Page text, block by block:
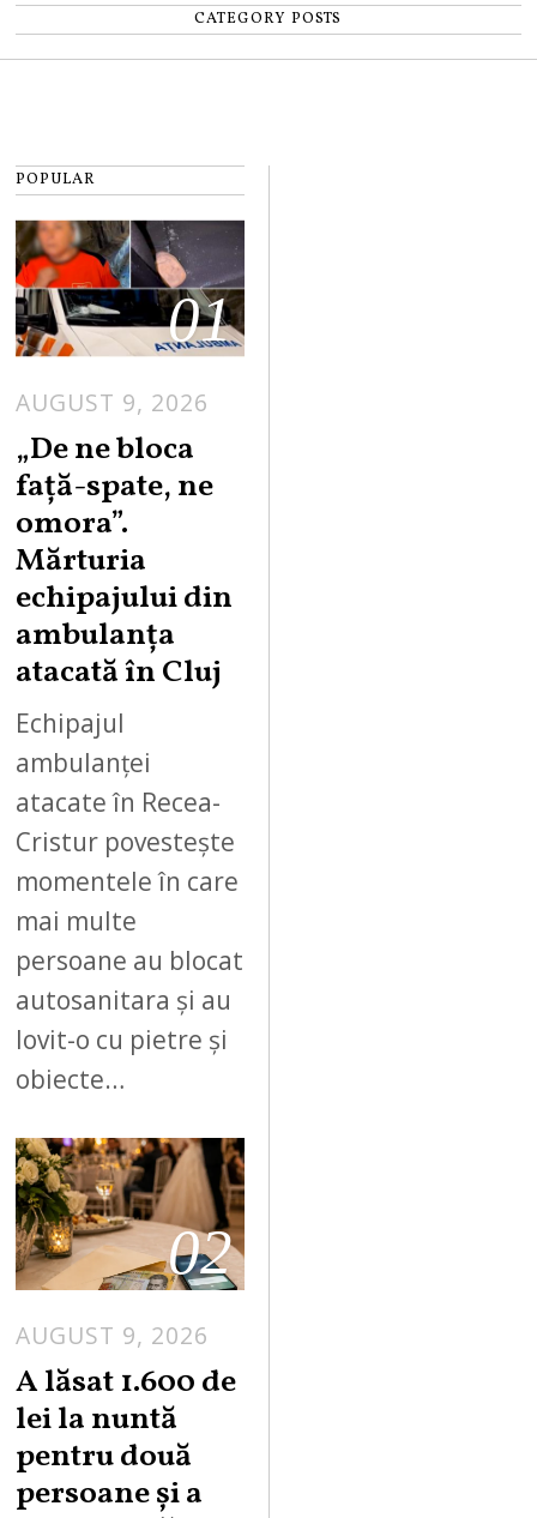
CATEGORY POSTS
POPULAR
01
AUGUST 9, 2026
„De ne bloca
față-spate, ne
omora”.
Mărturia
echipajului din
ambulanța
atacată în Cluj
Echipajul
ambulanței
atacate în Recea-
Cristur povestește
momentele în care
mai multe
persoane au blocat
autosanitara și au
lovit-o cu pietre și
obiecte…
02
AUGUST 9, 2026
A lăsat 1.600 de
lei la nuntă
pentru două
persoane și a